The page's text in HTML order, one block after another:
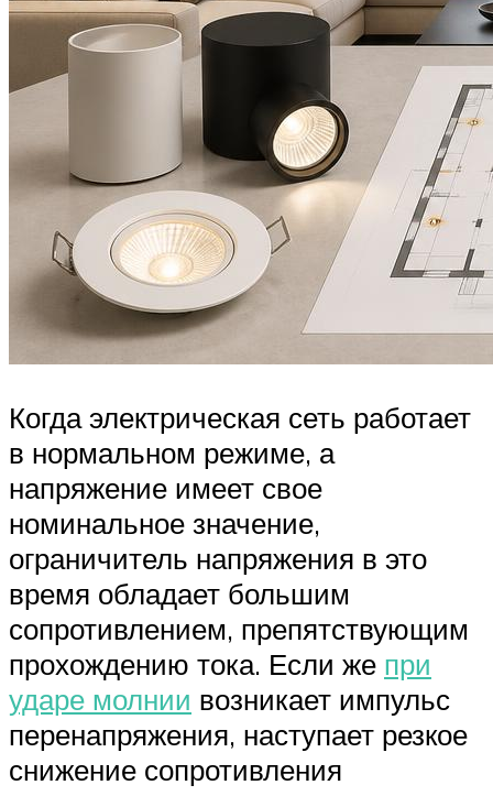
Когда электрическая сеть работает
в нормальном режиме, а
напряжение имеет свое
номинальное значение,
ограничитель напряжения в это
время обладает большим
сопротивлением, препятствующим
прохождению тока. Если же при
ударе молнии возникает импульс
перенапряжения, наступает резкое
снижение сопротивления